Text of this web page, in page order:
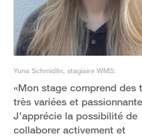
Yuna Schmidlin, stagiaire WMS:
«Mon stage comprend des
très variées et
J’apprécie la possibilité de
collaborer activement et